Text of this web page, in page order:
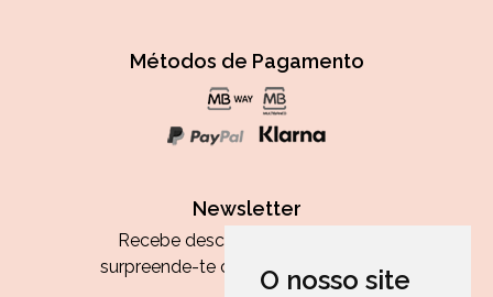
O nosso site
Métodos de Pagamento
Newsletter
Recebe descontos exclusivos e
surpreende-te com as nossas dicas.